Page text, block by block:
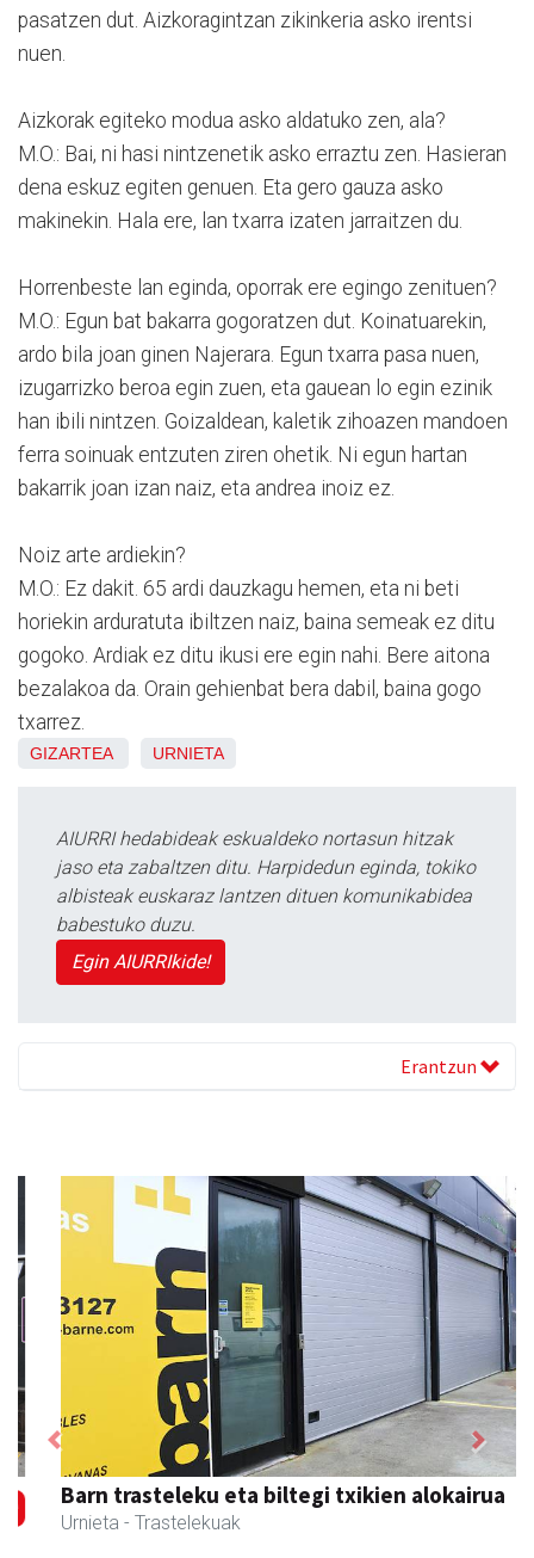
pasatzen dut. Aizkoragintzan zikinkeria asko irentsi
nuen.
Aizkorak egiteko modua asko aldatuko zen, ala?
M.O.: Bai, ni hasi nintzenetik asko erraztu zen. Hasieran
dena eskuz egiten genuen. Eta gero gauza asko
makinekin. Hala ere, lan txarra izaten jarraitzen du.
Horrenbeste lan eginda, oporrak ere egingo zenituen?
M.O.: Egun bat bakarra gogoratzen dut. Koinatuarekin,
ardo bila joan ginen Najerara. Egun txarra pasa nuen,
izugarrizko beroa egin zuen, eta gauean lo egin ezinik
han ibili nintzen. Goizaldean, kaletik zihoazen mandoen
ferra soinuak entzuten ziren ohetik. Ni egun hartan
bakarrik joan izan naiz, eta andrea inoiz ez.
Noiz arte ardiekin?
M.O.: Ez dakit. 65 ardi dauzkagu hemen, eta ni beti
horiekin arduratuta ibiltzen naiz, baina semeak ez ditu
gogoko. Ardiak ez ditu ikusi ere egin nahi. Bere aitona
bezalakoa da. Orain gehienbat bera dabil, baina gogo
txarrez.
GIZARTEA URNIETA
AIURRI hedabideak eskualdeko nortasun hitzak
jaso eta zabaltzen ditu. Harpidedun eginda, tokiko
albisteak euskaraz lantzen dituen komunikabidea
babestuko duzu.
Egin AIURRIkide!
Erantzun
Barn trasteleku eta biltegi txikien alokairua
Urnieta - Trastelekuak
Previous Next